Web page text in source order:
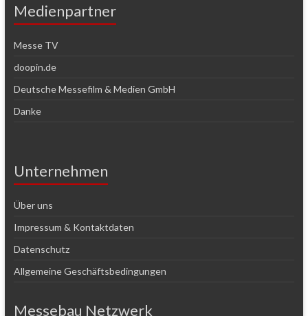
Medienpartner
Messe TV
doopin.de
Deutsche Messefilm & Medien GmbH
Danke
Unternehmen
Über uns
Impressum & Kontaktdaten
Datenschutz
Allgemeine Geschäftsbedingungen
Messebau Netzwerk